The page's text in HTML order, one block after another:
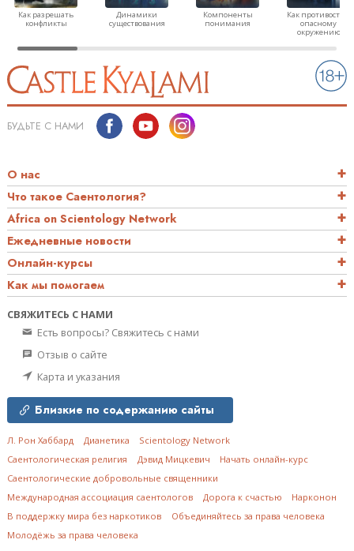
Как разрешать
конфликты
Динамики
существования
Компоненты
понимания
Как
опасному
окружению
БУДЬТЕ С НАМИ
О нас
Что такое Саентология?
Africa on Scientology Network
Ежедневные новости
Онлайн-курсы
Как мы помогаем
СВЯЖИТЕСЬ С НАМИ
Есть вопросы? Свяжитесь с нами
Отзыв о сайте
Карта и указания
Близкие по содержанию сайты
Л. Рон Хаббард Дианетика
Scientology Network
Саентологическая религия
Дэвид Мицкевич
Начать онлайн-курс
Саентологические добровольные священники
Международная ассоциация саентологов
Дорога к счастью
Нарконон
В поддержку мира без наркотиков
Объединяйтесь за права человека
Молодёжь за права человека